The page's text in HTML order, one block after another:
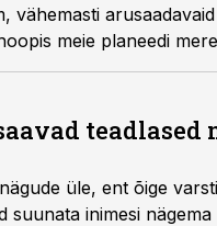
meie planeedi
teadlased
üle, ent õige
suunata inimesi